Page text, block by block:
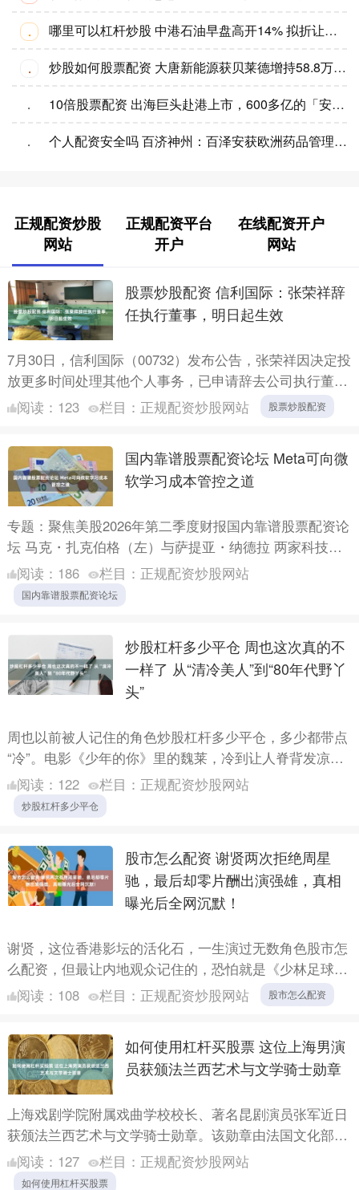
· 哪里可以杠杆炒股 中港石油早盘高开14% 拟折让约16.0%配股净筹约1735万港元
· 炒股如何股票配资 大唐新能源获贝莱德增持58.8万股 每股作价约1.75港元
· 10倍股票配资 出海巨头赴港上市，600多亿的「安克创新」布局“A+H”双平台
· 个人配资安全吗 百济神州：百泽安获欧洲药品管理局人用药品委员会积极意见，支持其用于非小细胞肺癌患者新辅助/辅助治疗
正规配资炒股
网站
正规配资平台
开户
在线配资开户
网站
股票炒股配资 信利国际：张荣祥辞
任执行董事，明日起生效
7月30日，信利国际（00732）发布公告，张荣祥因决定投
放更多时间处理其他个人事务，已申请辞去公司执行董事
股票炒股配资，自2026年7月31日起生效。 海量资....
阅读： 123 栏目： 正规配资炒股网站 股票炒股配资
国内靠谱股票配资论坛 Meta可向微
软学习成本管控之道
专题：聚焦美股2026年第二季度财报国内靠谱股票配资论
坛 马克・扎克伯格（左）与萨提亚・纳德拉 两家科技巨
头境遇截然不同。Meta 平台公司与微软最新发布的 6....
阅读： 186 栏目： 正规配资炒股网站
国内靠谱股票配资论坛
炒股杠杆多少平仓 周也这次真的不
一样了 从“清冷美人”到“80年代野丫
头”
周也以前被人记住的角色炒股杠杆多少平仓，多少都带点
“冷”。电影《少年的你》里的魏莱，冷到让人脊背发凉。
《护心》里的雁回，冷中带倔。所以《你好1983》官宣的
时候....
阅读： 122 栏目： 正规配资炒股网站
炒股杠杆多少平仓
股市怎么配资 谢贤两次拒绝周星
驰，最后却零片酬出演强雄，真相
曝光后全网沉默！
谢贤，这位香港影坛的活化石，一生演过无数角色股市怎
么配资，但最让内地观众记住的，恐怕就是《少林足球》
里那个戴着墨镜、叼着雪茄的“强雄”了。这个出场不足十
阅读： 108 栏目： 正规配资炒股网站 股市怎么配资
如何使用杠杆买股票 这位上海男演
员获颁法兰西艺术与文学骑士勋章
上海戏剧学院附属戏曲学校校长、著名昆剧演员张军近日
获颁法兰西艺术与文学骑士勋章。该勋章由法国文化部于
1957年设立，旨在表彰在全球文化艺术领域作出杰出贡献
的人士....
阅读： 127 栏目： 正规配资炒股网站
如何使用杠杆买股票